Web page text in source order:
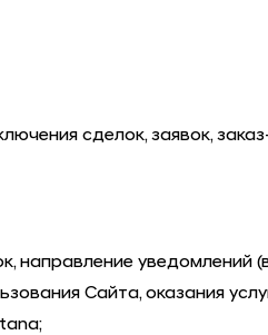
сделок, заявок,
уведомлений
Сайта, оказания
;